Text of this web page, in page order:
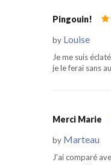
Pingouin!
by Louise
Je me suis
je le ferai sans
Merci Marie
by Marteau
J'ai comparé